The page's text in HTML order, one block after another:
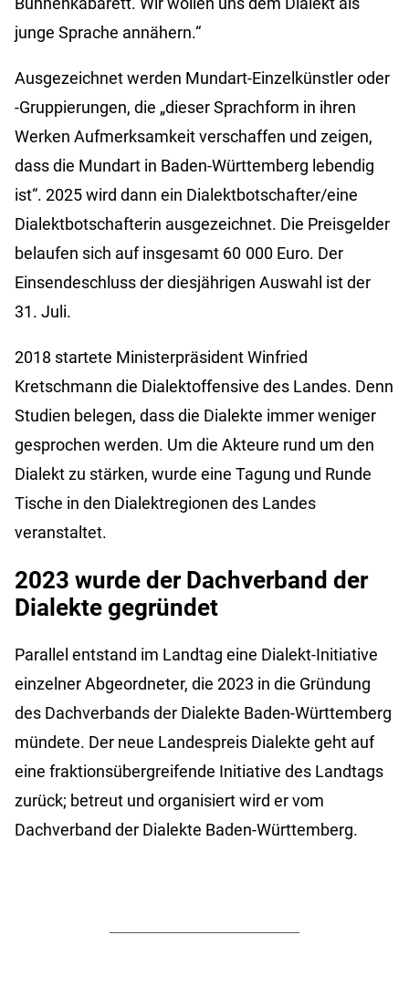
junge Sprache annähern.“
Ausgezeichnet werden Mundart-Einzelkünstler oder
-Gruppierungen, die „dieser Sprachform in ihren
Werken Aufmerksamkeit verschaffen und zeigen,
dass die Mundart in Baden-Württemberg lebendig
ist“. 2025 wird dann ein Dialektbotschafter/eine
Dialektbotschafterin ausgezeichnet. Die Preisgelder
belaufen sich auf insgesamt 60 000 Euro. Der
Einsendeschluss der diesjährigen Auswahl ist der
31. Juli.
2018 startete Ministerpräsident Winfried
Kretschmann die Dialektoffensive des Landes. Denn
Studien belegen, dass die Dialekte immer weniger
gesprochen werden. Um die Akteure rund um den
Dialekt zu stärken, wurde eine Tagung und Runde
Tische in den Dialektregionen des Landes
veranstaltet.
2023 wurde der Dachverband der
Dialekte gegründet
Parallel entstand im Landtag eine Dialekt-Initiative
einzelner Abgeordneter, die 2023 in die Gründung
des Dachverbands der Dialekte Baden-Württemberg
mündete. Der neue Landespreis Dialekte geht auf
eine fraktionsübergreifende Initiative des Landtags
zurück; betreut und organisiert wird er vom
Dachverband der Dialekte Baden-Württemberg.